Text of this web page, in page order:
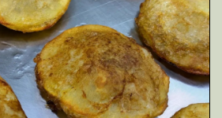
Blog
de la Garrotxa